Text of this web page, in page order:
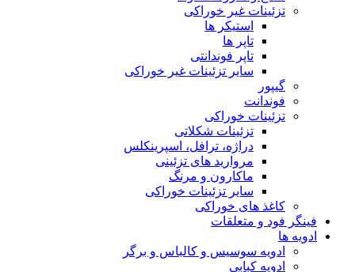
تزئینات غیر خوراکی
استیکر ها
تاپر ها
تاپر فوندانتی
سایر تزئینات غیر خوراکی
گیپور
فوندانت
تزئینات خوراکی
تزئینات شکلاتی
دراژه، ترافل، اسپرینکلس
مروارید های تزئینی
ماکارون و مرنگ
سایر تزئینات خوراکی
کاغذ های خوراکی
فینگر فود و متعلقات
ادویه ها
ادویه سوسیس و کالباس و برگر
ادویه کبابی